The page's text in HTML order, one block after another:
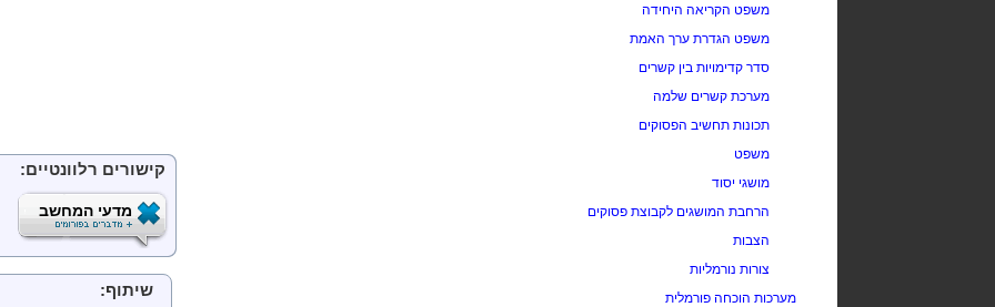
משפט הקריאה היחידה
משפט הגדרת ערך האמת
סדר קדימויות בין קשרים
מערכת קשרים שלמה
תכונות תחשיב הפסוקים
משפט
מושגי יסוד
הרחבת המושגים לקבוצת פסוקים
הצבות
צורות נורמליות
מערכות הוכחה פורמלית
סימונים
הסימנים של תחשיב
סמנטיקה לתחשיב
מושגי יסוד סמנטיים
קישורים רלוונטיים:
מדעי המחשב
שיתוף: